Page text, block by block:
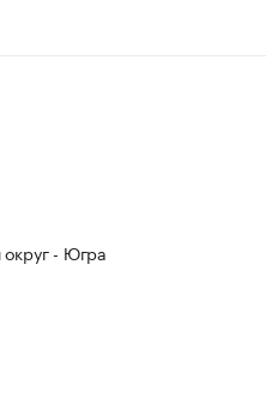
- Югра